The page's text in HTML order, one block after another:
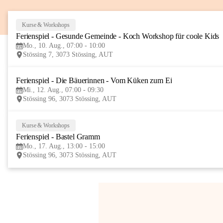
Kurse & Workshops
Ferienspiel - Gesunde Gemeinde - Koch Workshop für coole Kids
Mo., 10. Aug., 07:00 - 10:00
Stössing 7, 3073 Stössing, AUT
Ferienspiel - Die Bäuerinnen - Vom Küken zum Ei
Mi., 12. Aug., 07:00 - 09:30
Stössing 96, 3073 Stössing, AUT
Kurse & Workshops
Ferienspiel - Bastel Gramm
Mo., 17. Aug., 13:00 - 15:00
Stössing 96, 3073 Stössing, AUT